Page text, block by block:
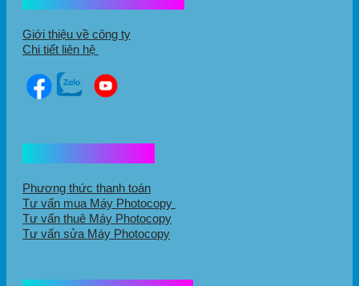
Giới thiệu về công ty
Chi tiết liên hệ
Phương thức thanh toán
Tư vấn mua Máy Photocopy
Tư vấn thuê Máy Photocopy
Tư vấn sửa Máy Photocopy